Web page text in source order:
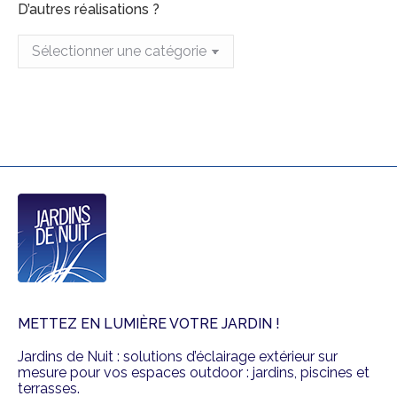
in
new
window
in
new
window
D’autres réalisations ?
D’autres
réalisations
?
METTEZ EN LUMIÈRE VOTRE JARDIN !
Jardins de Nuit : solutions d’éclairage extérieur sur
mesure pour vos espaces outdoor : jardins, piscines et
terrasses.